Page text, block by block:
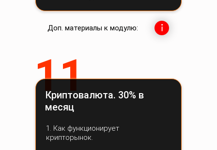
11
Криптовалюта. 30% в
месяц
1. Как функционирует
крипторынок.
Доп. материалы к модулю: